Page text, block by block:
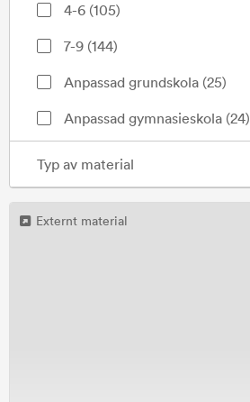
4-6 (105)
7-9 (144)
Anpassad grundskola (25)
Anpassad gymnasieskola (24)
Förskola/Förskoleklass
Gymnasiet(111)
Särskola(7
Typ av material
Externt material